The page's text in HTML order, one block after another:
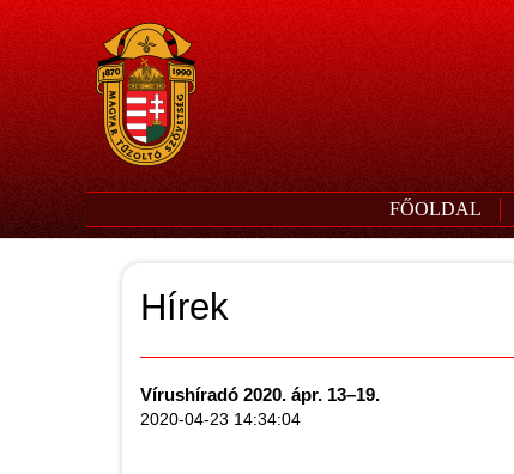
FŐOLDAL
Hírek
Vírushíradó 2020. ápr. 13–19.
2020-04-23 14:34:04